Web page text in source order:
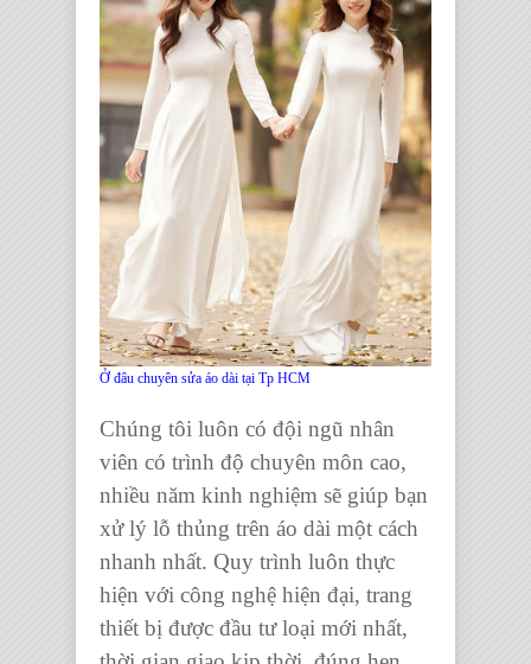
Ở đâu chuyên sửa áo dài tại Tp HCM
Chúng tôi luôn có đội ngũ nhân
viên có trình độ chuyên môn cao,
nhiều năm kinh nghiệm sẽ giúp bạn
xử lý lỗ thủng trên áo dài một cách
nhanh nhất. Quy trình luôn thực
hiện với công nghệ hiện đại, trang
thiết bị được đầu tư loại mới nhất,